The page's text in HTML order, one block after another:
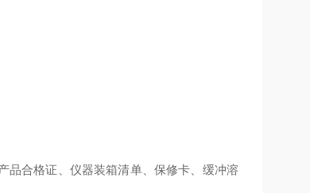
品合格证、仪器装箱清单、保修卡、缓冲溶